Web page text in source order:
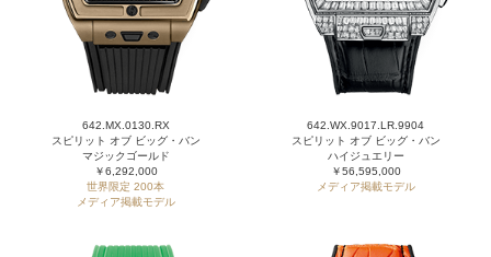
642.MX.0130.RX
スピリット オブ ビッグ・バン
マジックゴールド
￥6,292,000
世界限定 200本
メディア掲載モデル
642.WX.9017.LR.9904
スピリット オブ ビッグ・バン
ハイジュエリー
￥56,595,000
メディア掲載モデル